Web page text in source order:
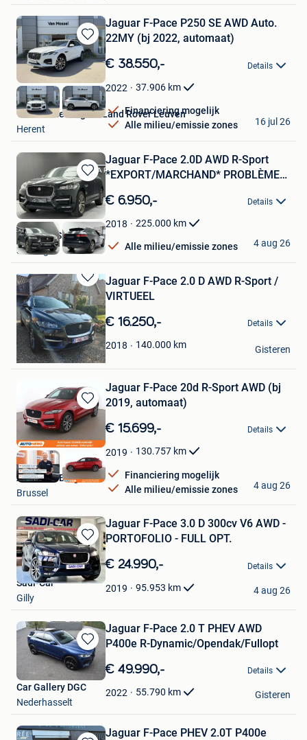
Bewaren
in
Mijn
Favorieten
Jaguar F-Pace P250 SE AWD Auto.
22MY (bj 2022, automaat)
€ 38.550,- Details
2022 37.906 km
Financiering mogelijk
Alle milieu/emissie zones
Van Mossel Jaguar Land Rover Leuven
Herent
16 jul 26
Bewaren
in
Mijn
Favorieten
Jaguar F-Pace 2.0D AWD R-Sport
*EXPORT/MARCHAND* PROBLÈME
€ 6.950,- Details
2018 225.000 km
Alle milieu/emissie zones
Faz Cars SRL
Seraing
4 aug 26
Bewaren
in
Mijn
Favorieten
Jaguar F-Pace 2.0 D AWD R-Sport /
VIRTUEEL
€ 16.250,- Details
2018 140.000 km
dennis
Maaseik
Gisteren
Bewaren
in
Favorieten
Jaguar F-Pace 20d R-Sport AWD (bj
2019, automaat)
€ 15.699,- Details
2019 130.757 km
Financiering mogelijk
Alle milieu/emissie zones
Autohero België
Brussel
4 aug 26
Bewaren
in
Mijn
Favorieten
Jaguar F-Pace 3.0 D 300cv V6 AWD -
PORTOFOLIO - FULL OPT.
€ 24.990,- Details
2019 95.953 km
Sadi-Car
Gilly
4 aug 26
Bewaren
in
Mijn
Favorieten
Jaguar F-Pace 2.0 T PHEV AWD
P400e R-Dynamic/Opendak/Fullopt
€ 49.990,- Details
2022 55.790 km
Car Gallery DGC
Nederhasselt
Gisteren
Jaguar F-Pace PHEV 2.0T P400e